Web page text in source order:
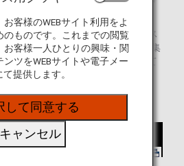
広がっています。
connected -世界をシームレス
ンのもと、加盟航空会社の力を結集
をより豊かにすることを目指して
ブサイトにアクセスする
客様のWEBサイト利用をよ
のものです。これまでの閲覧
お客様一人ひとりの興味・関
ツをWEBサイトや電子メー
提供します。
して同意する
キャンセル